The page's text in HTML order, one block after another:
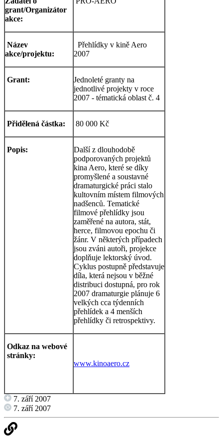
grant/Organizátor
akce:
Název
akce/projektu:
Přehlídky v kině Aero
2007
Grant:
Jednoleté granty na
jednotlivé projekty v roce
2007 - tématická oblast č. 4
Přidělená částka: 80 000 Kč
Popis:
Další z dlouhodobě
podporovaných projektů
kina Aero, které se díky
promyšlené a soustavné
dramaturgické práci stalo
kultovním místem filmových
nadšenců. Tematické
filmové přehlídky jsou
zaměřené na autora, stát,
herce, filmovou epochu či
žánr. V některých případech
jsou zváni autoři, projekce
doplňuje lektorský úvod.
Cyklus postupně představuje
díla, která nejsou v běžné
distribuci dostupná, pro rok
2007 dramaturgie plánuje 6
velkých cca týdenních
přehlídek a 4 menších
přehlídky či retrospektivy.
Odkaz na webové
stránky:
www.kinoaero.cz
7. září 2007
7. září 2007